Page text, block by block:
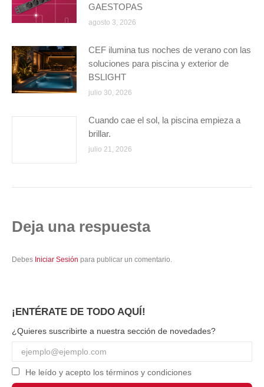
GAESTOPAS
agosto 3, 2026
CEF ilumina tus noches de verano con las
soluciones para piscina y exterior de
BSLIGHT
julio 30, 2026
Cuando cae el sol, la piscina empieza a
brillar.
julio 21, 2026
Deja una respuesta
Debes Iniciar Sesión para publicar un comentario.
¡ENTÉRATE DE TODO AQUÍ!
¿Quieres suscribirte a nuestra sección de novedades?
He leído y acepto los términos y condiciones